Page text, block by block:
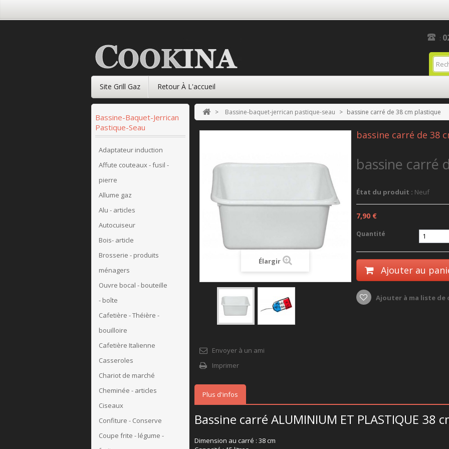
:
Site Grill Gaz Retour À L'accueil
Bassine-Baquet-Jerrican
Pastique-Seau
Adaptateur induction
Affute couteaux - fusil -
pierre
Allume gaz
Alu - articles
Autocuiseur
Bois- article
Brosserie - produits
ménagers
Ouvre bocal - bouteille
- boîte
Cafetière - Théière -
bouilloire
Cafetière Italienne
Casseroles
Chariot de marché
Cheminée - articles
Ciseaux
Confiture - Conserve
Coupe frite - légume -
> Bassine-baquet-jerrican pastique-seau > bassine carré de 38 cm plastique
Élargir
Envoyer à un ami
Imprimer
bassine carré de 38
bassine carré
État du produit : Neuf
7,90 €
Quantité
Ajouter au
Ajouter à ma liste de
Plus d'infos
Bassine carré ALUMINIUM ET PLASTIQUE 38
Dimension au carré : 38 cm